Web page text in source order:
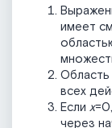
имеет
Область
всех
Если х
через